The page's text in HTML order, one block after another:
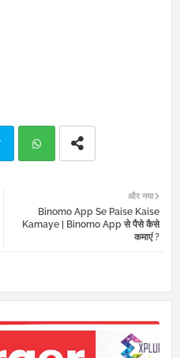
atsa
और नया
Binomo App Se Paise Kaise
Kamaye | Binomo App से पैसे कैसे
कमाएं ?